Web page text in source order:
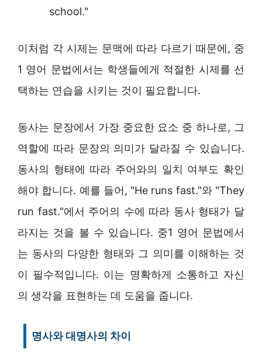
school."
이처럼 각 시제는 문맥에 따라 다르기 때문에, 중
1 영어 문법에서는 학생들에게 적절한 시제를 선
택하는 연습을 시키는 것이 필요합니다.
동사는 문장에서 가장 중요한 요소 중 하나로, 그
역할에 따라 문장의 의미가 달라질 수 있습니다.
동사의 형태에 따라 주어와의 일치 여부도 확인
해야 합니다. 예를 들어, "He runs fast."와 "They
run fast."에서 주어의 수에 따라 동사 형태가 달
라지는 것을 볼 수 있습니다. 중1 영어 문법에서
는 동사의 다양한 형태와 그 의미를 이해하는 것
이 필수적입니다. 이는 명확하게 소통하고 자신
의 생각을 표현하는 데 도움을 줍니다.
명사와 대명사의 차이